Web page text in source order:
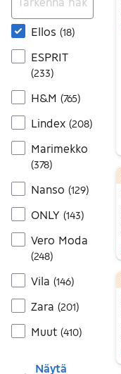
Ellos (18)
ESPRIT
(233)
H&M (765)
Lindex (208)
Marimekko
(378)
Nanso (129)
ONLY (143)
Vero Moda
(248)
Vila (146)
Zara (201)
Muut (410)
Näytä